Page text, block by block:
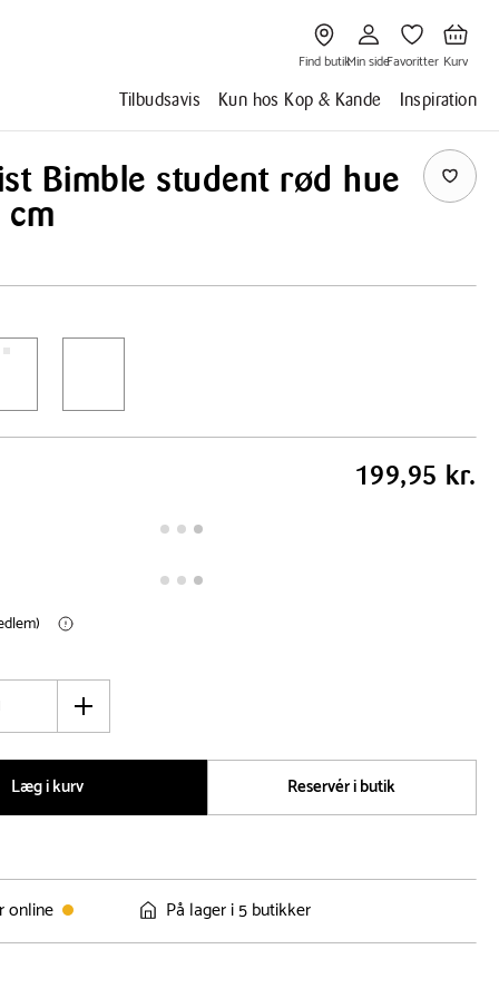
Gå
til
Find
butik
Find butik
til
Min
side
Min side
til
Favoritter
Favoritter
til
Kurv
Kurv
Tilbudsavis Kun hos Kop & Kande Inspiration
Bimble student rød hue
199,95 kr.
Øg
Læg i kurv
Reservér i butik
online På lager i 5 butikker